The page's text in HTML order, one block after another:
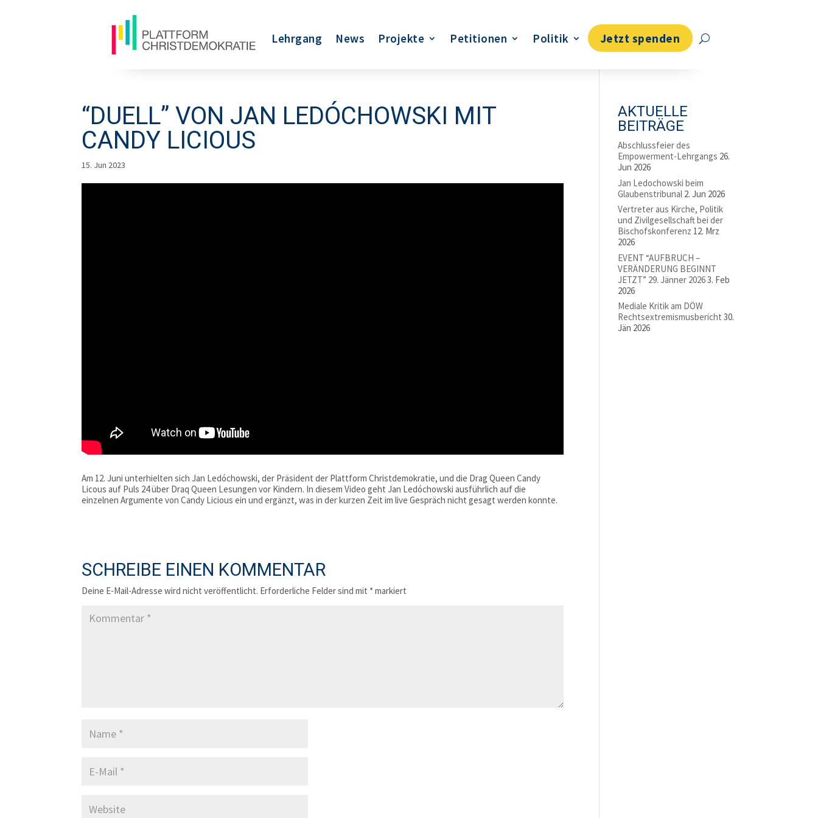
Lehrgang News Projekte Petitionen Politik Jetzt spenden
“DUELL” VON JAN LEDÓCHOWSKI MIT
CANDY LICIOUS
15. Jun 2023
Am 12. Juni unterhielten sich Jan Ledóchowski, der Präsident der Plattform Christdemokratie, und die Drag Queen Candy
Licous auf Puls 24 über Draq Queen Lesungen vor Kindern. In diesem Video geht Jan Ledóchowski ausführlich auf die
einzelnen Argumente von Candy Licious ein und ergänzt, was in der kurzen Zeit im live Gespräch nicht gesagt werden konnte.
SCHREIBE EINEN KOMMENTAR
Deine E-Mail-Adresse wird nicht veröffentlicht. Erforderliche Felder sind mit *markiert
AKTUELLE
BEITRÄGE
Abschlussfeier des
Empowerment-Lehrgangs 26.
Jun 2026
Jan Ledochowski beim
Glaubenstribunal 2. Jun 2026
Vertreter aus Kirche, Politik
und Zivilgesellschaft bei der
Bischofskonferenz 12. Mrz
2026
EVENT “AUFBRUCH –
VERÄNDERUNG BEGINNT
JETZT” 29. Jänner 20263. Feb
2026
Mediale Kritik am DÖW
Rechtsextremismusbericht 30.
Jän 2026